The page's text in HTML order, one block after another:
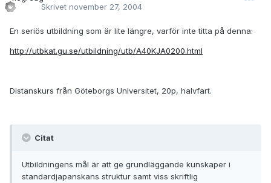
Skrivet november 27, 2004
En seriös utbildning som är lite längre, varför inte titta på denna:
http://utbkat.gu.se/utbildning/utb/A40KJA0200.html
Distanskurs från Göteborgs Universitet, 20p, halvfart.
Citat
Utbildningens mål är att ge grundläggande kunskaper i
standardjapanskans struktur samt viss skriftlig